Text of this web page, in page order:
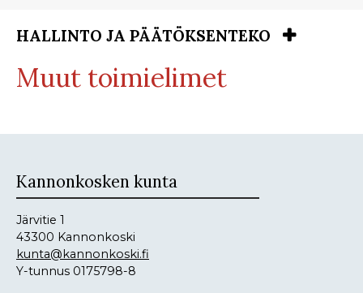
You
here:
HALLINTO JA PÄÄTÖKSENTEKO
Muut toimielimet
Kannonkosken kunta
Järvitie 1
43300 Kannonkoski
kunta@kannonkoski.fi
Y-tunnus 0175798-8